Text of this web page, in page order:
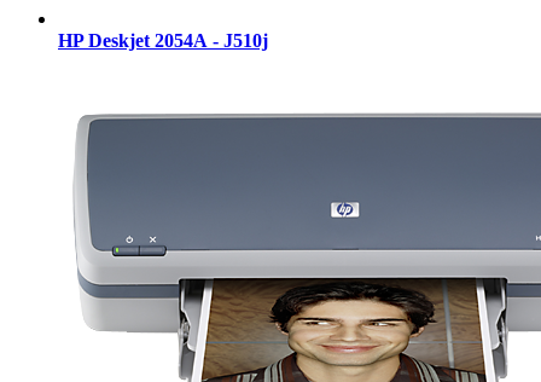
HP Deskjet 2054А - J510j